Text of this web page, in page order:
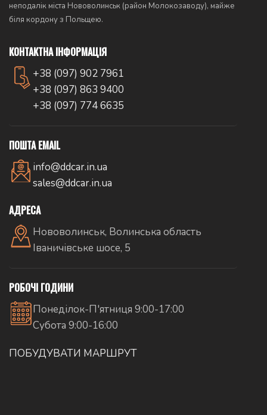
неподалік міста Нововолинськ (район Молокозаводу), майже
біля кордону з Польщею.
КОНТАКТНА ІНФОРМАЦІЯ
+38 (097) 902 7961
+38 (097) 863 9400
+38 (097) 774 6635
ПОШТА EMAIL
info@ddcar.in.ua
sales@ddcar.in.ua
АДРЕСА
Нововолинськ, Волинська область
Іваничівське шосе, 5
РОБОЧІ ГОДИНИ
Понеділок-П'ятниця 9:00-17:00
Субота 9:00-16:00
ПОБУДУВАТИ МАРШРУТ